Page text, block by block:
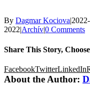
By Dagmar Kociova|
2022|Archív|0 Comments
Share This Story,
FacebookTwitterLinkedIn
About the Author: